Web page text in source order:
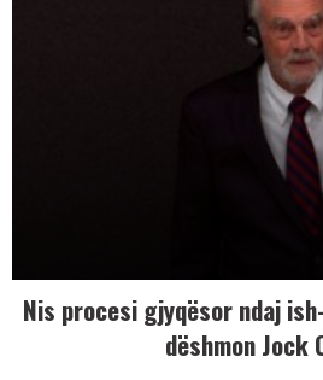
Nis procesi gjyqësor ndaj
dëshmon Jock